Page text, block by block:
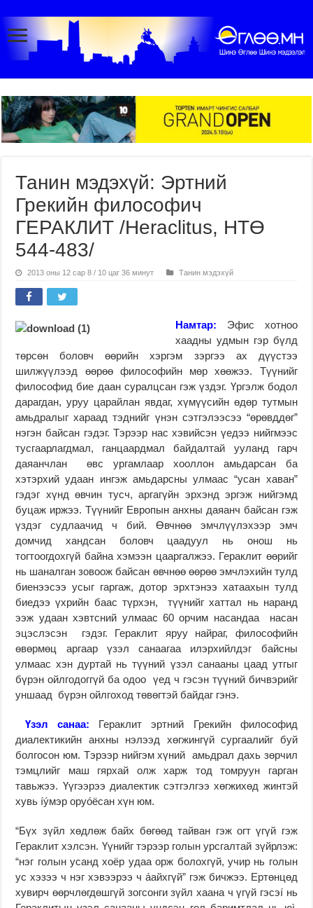
Танин мэдэхүй: Эртний
Грекийн философич
ГЕРАКЛИТ /Heraclitus, НТӨ
544-483/
2013 оны 12 сар 8 / 10 цаг 36 минут Танин мэдэхүй
Намтар:
Эфис хотноо
хаадны удмын гэр бүлд
төрсөн боловч өөрийн хэргэм зэргээ ах дүүстээ
шилжүүлээд өөрөө философийн мөр хөөжээ. Түүнийг
философид бие даан суралцсан гэж үздэг. Үргэлж бодол
дарагдан, уруу царайлан явдаг, хүмүүсийн өдөр тутмын
амьдралыг хараад тэднийг үнэн сэтгэлээсээ “өрөвддөг”
нэгэн байсан гэдэг. Тэрээр нас хэвийсэн үедээ нийгмээс
тусгаарлагдмал, ганцаардмал байдалтай ууланд гарч
даяанчлан өвс ургамлаар хооллон амьдарсан ба
хэтэрхий удаан ингэж амьдарсны улмаас “усан хаван”
гэдэг хүнд өвчин тусч, аргагүйн эрхэнд эргэж нийгэмд
буцаж иржээ. Түүнийг Европын анхны даяанч байсан гэж
үздэг судлаачид ч бий. Өвчнөө эмчлүүлэхээр эмч
домчид хандсан боловч цаадуул нь онош нь
тогтоогдохгүй байна хэмээн цааргалжээ. Гераклит өөрийг
нь шаналган зовоож байсан өвчнөө өөрөө эмчлэхийн тулд
биенээсээ усыг гаргаж, дотор эрхтэнээ хатаахын тулд
биедээ үхрийн баас түрхэн, түүнийг хаттал нь наранд
ээж удаан хэвтсний улмаас 60 орчим насандаа насан
эцэслэсэн гэдэг. Гераклит яруу найраг, философийн
өвөрмөц аргаар үзэл санаагаа илэрхийлдэг байсны
улмаас хэн дуртай нь түүний үзэл санааны цаад утгыг
бүрэн ойлгодоггүй ба одоо үед ч гэсэн түүний бичвэрийг
уншаад бүрэн ойлгоход төвөгтэй байдаг гэнэ.
Үзэл санаа: Гераклит эртний Грекийн философид
диалектикийн анхны нэлээд хөгжингүй сургаалийг буй
болгосон юм. Тэрээр нийгэм хүний амьдрал дахь зөрчил
тэмцлийг маш гярхай олж харж тод томруун гарган
тавьжээ. Үүгээрээ диалектик сэтгэлгээ хөгжихөд жинтэй
хувь íýмэр оруóëсан хүн юм.
“Бүх зүйл хөдлөж байх бөгөөд тайван гэж огт үгүй гэж
Гераклит хэлсэн. Үүнийг тэрээр голын урсгалтай зүйрлэж:
“нэг голын усанд хоёр удаа орж болохгүй, учир нь голын
ус хэзээ ч нэг хэвээрээ ч áайхгүй” гэж бичжээ. Ертөнцөд
хувирч өөрчлөгдөшгүй зогсонги зүйл хаана ч үгүй гэсэí нь